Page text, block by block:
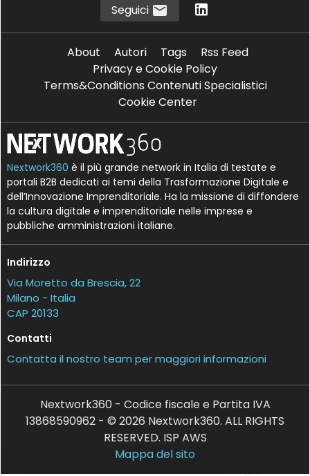
Seguici
About Autori Tags
Rss Feed
Privacy e Cookie Policy
Terms&Conditions Contenuti Specialistici
Cookie Center
Nextwork360 è il più grande network in Italia di testate e
portali B2B dedicati ai temi della Trasformazione Digitale e
dell’Innovazione Imprenditoriale. Ha la missione di diffondere
la cultura digitale e imprenditoriale nelle imprese e
pubbliche amministrazioni italiane.
Indirizzo
Via Moretto da Brescia, 22
Milano - Italia
CAP 20133
Contatti
Contatta il nostro team per maggiori informazioni
Nextwork360 - Codice fiscale e Partita IVA
13868590962 - © 2026 Nextwork360. ALL RIGHTS
RESERVED. ISP AWS
Mappa del sito